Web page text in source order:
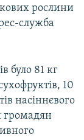
рослини
служба
було 81 кг
10
насіннєвого
громадян